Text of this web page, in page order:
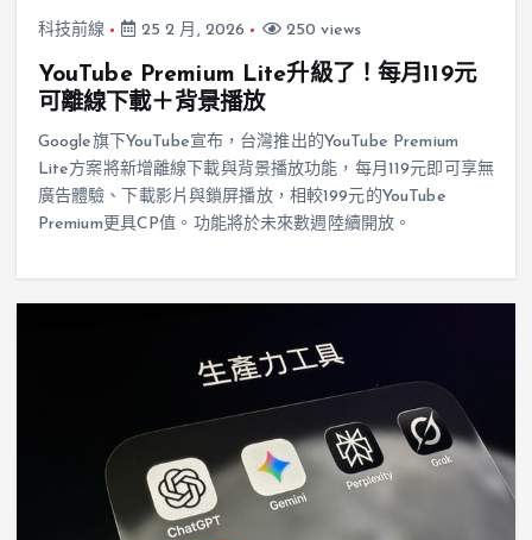
科技前線 25 2 月, 2026 250 views
YouTube Premium Lite升級了！每月119元
可離線下載＋背景播放
Google旗下YouTube宣布，台灣推出的YouTube Premium
Lite方案將新增離線下載與背景播放功能，每月119元即可享無
廣告體驗、下載影片與鎖屏播放，相較199元的YouTube
Premium更具CP值。功能將於未來數週陸續開放。